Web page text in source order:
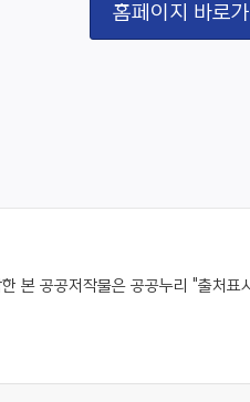
홈페이지 바로가
본 공공저작물은 공공누리 "출처